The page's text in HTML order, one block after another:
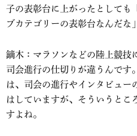
子の表彰台に上がったとしても
ブカテゴリーの表彰台なんだな
鏑木：マラソンなどの陸上競技
司会進行の仕切りが違うんです
は、司会の進行やインタビュー
はしていますが、そういうとこ
すよね。